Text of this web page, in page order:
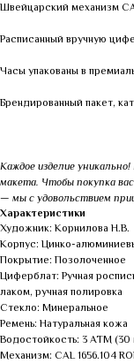
Швейцарский механизм
Расписанный вручную
Часы упакованы в
Брендированный пакет,
Каждое изделие
макета. Чтобы покупка
— мы с удовольствием
Характеристики
Художник: Корнилова Н.В.
Корпус: Цинко-
Покрытие: Позолоченное
Циферблат: Ручная
лаком, ручная полировка
Стекло: Минеральное
Ремень: Натуральная кожа
Водостойкость: 3 АТМ (30
Механизм: CAL 1656.104